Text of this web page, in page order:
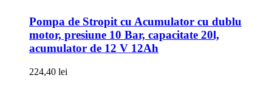
Pompa de Stropit cu Acumulator cu dublu
motor, presiune 10 Bar, capacitate 20l,
acumulator de 12 V 12Ah
224,40 lei